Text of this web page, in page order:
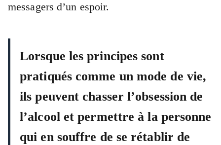
messagers d’un espoir.
Lorsque les principes sont
pratiqués comme un mode de vie,
ils peuvent chasser l’obsession de
l’alcool et permettre à la personne
qui en souffre de se rétablir de